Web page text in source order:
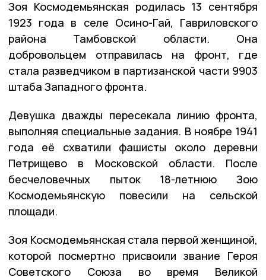
Зоя Космодемьянская родилась 13 сентября
1923 года в селе Осино-Гай, Гавриловского
района Тамбовской области. Она
добровольцем отправилась на фронт, где
стала разведчиком в партизанской части 9903
штаба Западного фронта.
Девушка дважды пересекала линию фронта,
выполняя специальные задания. В ноябре 1941
года её схватили фашисты около деревни
Петрищево в Московской области. После
бесчеловечных пыток 18-летнюю Зою
Космодемьянскую повесили на сельской
площади.
Зоя Космодемьянская стала первой женщиной,
которой посмертно присвоили звание Героя
Советского Союза во время Великой